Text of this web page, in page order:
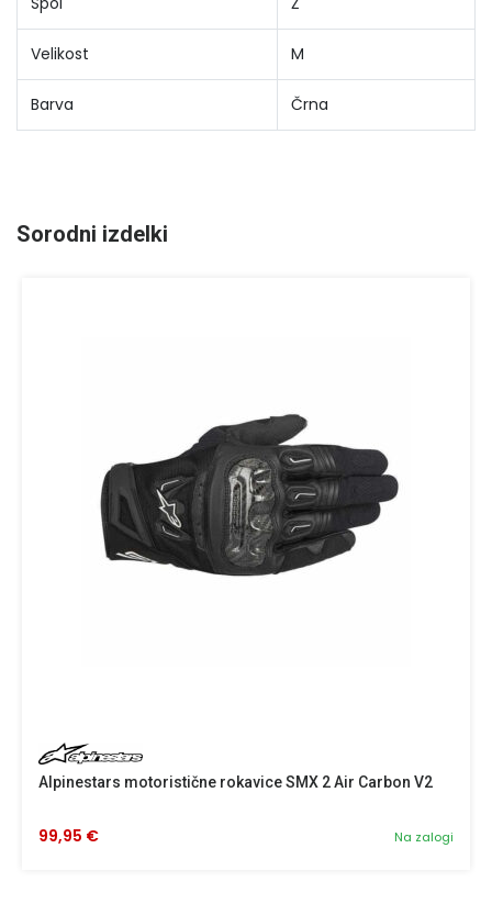
Velikost M
Barva Črna
Sorodni izdelki
Alpinestars motoristične rokavice SMX 2 Air Carbon V2
Na zalogi
99,95 €